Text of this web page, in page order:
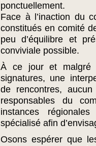
ponctuellement.
Face à l’inaction du
constitués en comité
peu d’équilibre et
conviviale possible.
À ce jour et malgré
signatures, une
de rencontres,
responsables du
instances
spécialisé afin
Osons espérer que